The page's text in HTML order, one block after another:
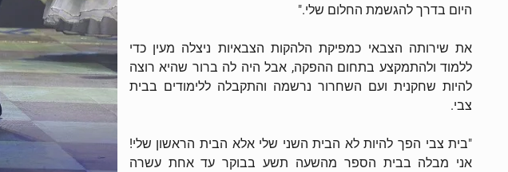
היום בדרך להגשמת החלום שלי."
את שירותה הצבאי כמפיקת הלהקות הצבאיות ניצלה מעין כדי
ללמוד ולהתמקצע בתחום ההפקה, אבל היה לה ברור שהיא רוצה
להיות שחקנית ועם השחרור נרשמה והתקבלה ללימודים בבית
צבי.
"בית צבי הפך להיות לא הבית השני שלי אלא הבית הראשון שלי!
אני מבלה בבית הספר מהשעה תשע בבוקר עד אחת עשרה